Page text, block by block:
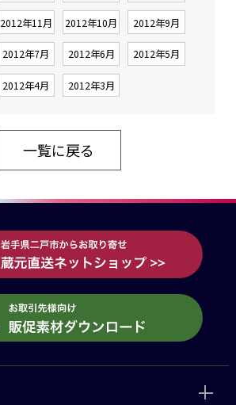
2012年11月 2012年10月 2012年9月
2012年7月 2012年6月 2012年5月
2012年4月 2012年3月
一覧に戻る